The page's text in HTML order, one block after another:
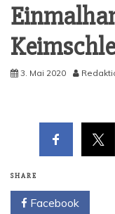
3. Mai 2020
SHARE
Facebook